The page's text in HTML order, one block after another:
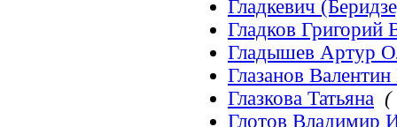
Гладкевич
Гладков Григорий
Гладышев Артур
Глазанов Валентин
Глазкова Татьяна (
Глотов Владимир